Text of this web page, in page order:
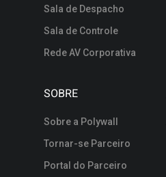
SOBRE
Sala de Despacho
Sala de Controle
Rede AV Corporativa
Tornar-se Parceiro
Sobre a Polywall
Portal do Parceiro